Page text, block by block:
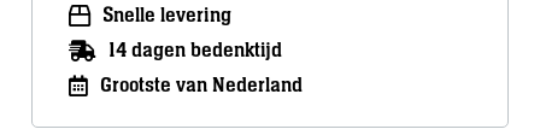
Snelle levering
14 dagen bedenktijd
Grootste van Nederland